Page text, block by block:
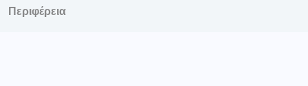
Περιφέρεια